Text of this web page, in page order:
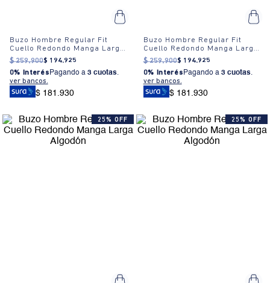
Buzo Hombre Regular Fit
Cuello Redondo Manga Larga
Algodón
$ 259.900$ 194.925
0% Interés Pagando a 3 cuotas.
ver bancos.
$ 181.930
Buzo Hombre Regular Fit
Cuello Redondo Manga Larga
Algodón
$ 259.900$ 194.925
0% Interés Pagando a 3 cuotas.
ver bancos.
$ 181.930
25% OFF 25% OFF